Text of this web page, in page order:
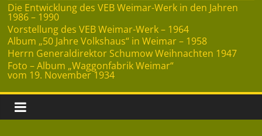
Die Entwicklung des VEB Weimar-Werk in den Jahren
1986 – 1990
Vorstellung des VEB Weimar-Werk – 1964
Album „50 Jahre Volkshaus“ in Weimar – 1958
Herrn Generaldirektor Schumow Weihnachten 1947
Foto – Album „Waggonfabrik Weimar“
vom 19. November 1934